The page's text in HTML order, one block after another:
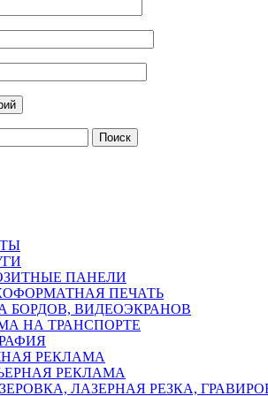
ПАНЕЛИ
ПЕЧАТЬ
БОРДОВ, ВИДЕОЭКРАНОВ
НА ТРАНСПОРТЕ
РЕКЛАМА
РЕКЛАМА
ЛАЗЕРНАЯ РЕЗКА,